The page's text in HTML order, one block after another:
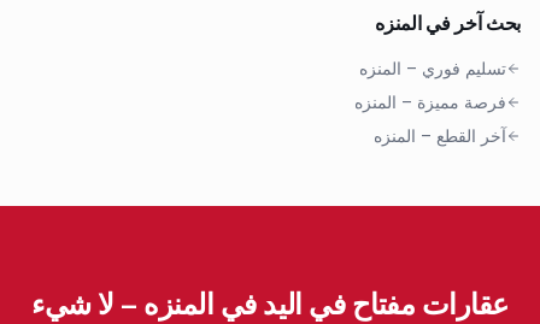
بحث آخر في المنزه
تسليم فوري – المنزه
فرصة مميزة – المنزه
آخر القطع – المنزه
عقارات مفتاح في اليد في المنزه – لا شيء